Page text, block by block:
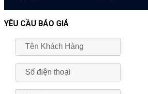
YÊU CẦU BÁO GIÁ